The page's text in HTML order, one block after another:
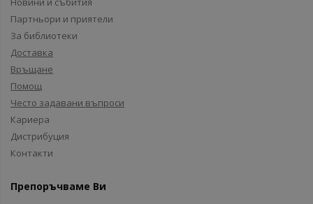
Партньори и приятели
За библиотеки
Доставка
Връщане
Помощ
Често задавани въпроси
Кариера
Дистрибуция
Контакти
Препоръчваме Ви